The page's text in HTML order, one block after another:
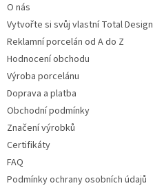
O nás
Vytvořte si svůj vlastní Total Design
Reklamní porcelán od A do Z
Hodnocení obchodu
Výroba porcelánu
Doprava a platba
Obchodní podmínky
Značení výrobků
Certifikáty
FAQ
Podmínky ochrany osobních údajů